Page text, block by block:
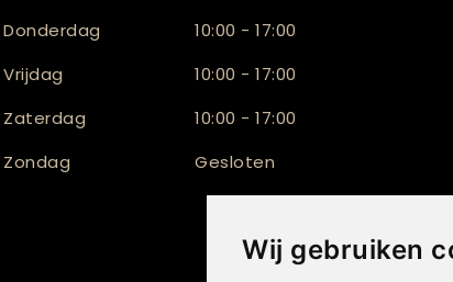
Wij gebruiken
Donderdag
10:00 - 17:00
Vrijdag
10:00 - 17:00
Zaterdag
10:00 - 17:00
Zondag
Gesloten